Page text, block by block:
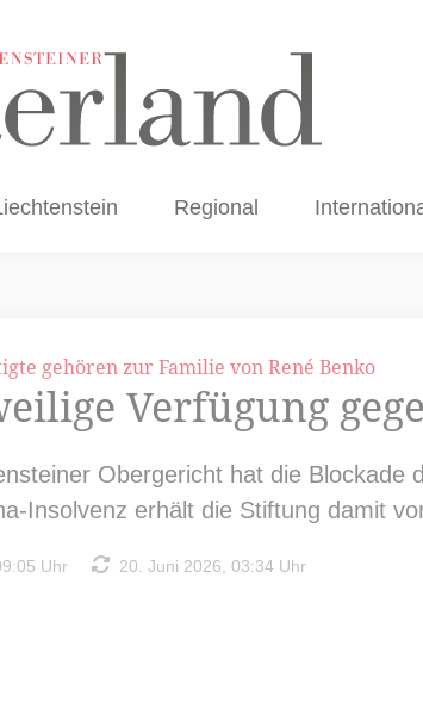
Regional
gehören zur Familie von René Benko
Verfügung
Obergericht hat die
Insolvenz erhält die Stiftung damit
Uhr 20. Juni 2026, 03:34 Uhr